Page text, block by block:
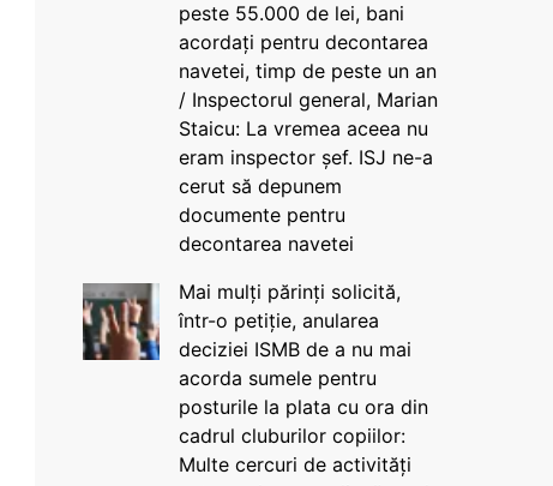
peste 55.000 de lei, bani
acordați pentru decontarea
navetei, timp de peste un an
/ Inspectorul general, Marian
Staicu: La vremea aceea nu
eram inspector șef. ISJ ne-a
cerut să depunem
documente pentru
decontarea navetei
Mai mulți părinți solicită,
într-o petiție, anularea
deciziei ISMB de a nu mai
acorda sumele pentru
posturile la plata cu ora din
cadrul cluburilor copiilor:
Multe cercuri de activități